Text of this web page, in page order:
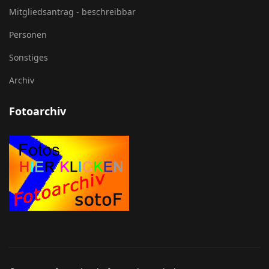
Mitgliedsantrag - beschreibbar
Personen
Sonstiges
Archiv
Fotoarchiv